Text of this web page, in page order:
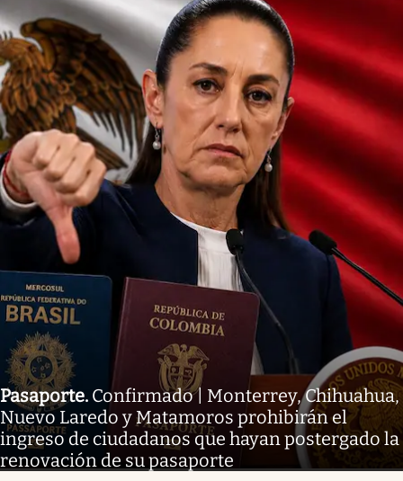
Pasaporte. Confirmado | Monterrey, Chihuahua,
Nuevo Laredo y Matamoros prohibirán el
ingreso de ciudadanos que hayan postergado la
renovación de su pasaporte